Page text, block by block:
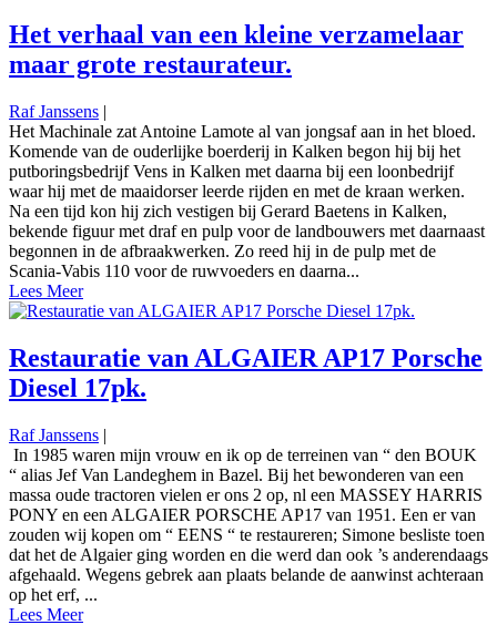
Het verhaal van een kleine verzamelaar
maar grote restaurateur.
Raf Janssens |
Het Machinale zat Antoine Lamote al van jongsaf aan in het bloed.
Komende van de ouderlijke boerderij in Kalken begon hij bij het
putboringsbedrijf Vens in Kalken met daarna bij een loonbedrijf
waar hij met de maaidorser leerde rijden en met de kraan werken.
Na een tijd kon hij zich vestigen bij Gerard Baetens in Kalken,
bekende figuur met draf en pulp voor de landbouwers met daarnaast
begonnen in de afbraakwerken. Zo reed hij in de pulp met de
Scania-Vabis 110 voor de ruwvoeders en daarna...
Lees Meer
Restauratie van ALGAIER AP17 Porsche
Diesel 17pk.
Raf Janssens |
In 1985 waren mijn vrouw en ik op de terreinen van “ den BOUK
“ alias Jef Van Landeghem in Bazel. Bij het bewonderen van een
massa oude tractoren vielen er ons 2 op, nl een MASSEY HARRIS
PONY en een ALGAIER PORSCHE AP17 van 1951. Een er van
zouden wij kopen om “ EENS “ te restaureren; Simone besliste toen
dat het de Algaier ging worden en die werd dan ook ’s anderendaags
afgehaald. Wegens gebrek aan plaats belande de aanwinst achteraan
op het erf, ...
Lees Meer